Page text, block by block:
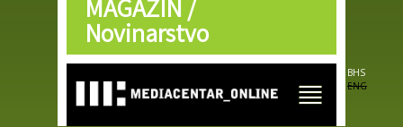
Skip to
main
content
MAGAZIN /
Novinarstvo
BHS
ENG